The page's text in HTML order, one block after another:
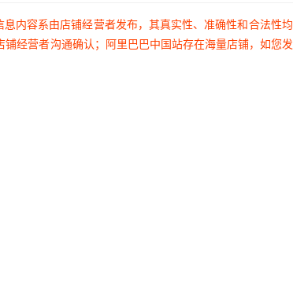
内容系由店铺经营者发布，其真实性、准确性和合法性
经营者沟通确认；阿里巴巴中国站存在海量店铺，如您